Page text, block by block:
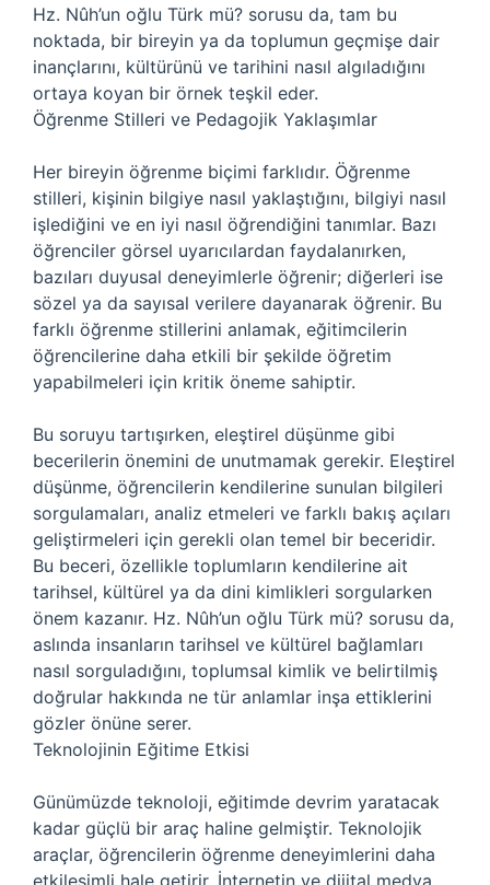
Hz. Nûh’un oğlu Türk mü? sorusu da, tam bu
noktada, bir bireyin ya da toplumun geçmişe dair
inançlarını, kültürünü ve tarihini nasıl algıladığını
ortaya koyan bir örnek teşkil eder.
Öğrenme Stilleri ve Pedagojik Yaklaşımlar
Her bireyin öğrenme biçimi farklıdır. Öğrenme
stilleri, kişinin bilgiye nasıl yaklaştığını, bilgiyi nasıl
işlediğini ve en iyi nasıl öğrendiğini tanımlar. Bazı
öğrenciler görsel uyarıcılardan faydalanırken,
bazıları duyusal deneyimlerle öğrenir; diğerleri ise
sözel ya da sayısal verilere dayanarak öğrenir. Bu
farklı öğrenme stillerini anlamak, eğitimcilerin
öğrencilerine daha etkili bir şekilde öğretim
yapabilmeleri için kritik öneme sahiptir.
Bu soruyu tartışırken, eleştirel düşünme gibi
becerilerin önemini de unutmamak gerekir. Eleştirel
düşünme, öğrencilerin kendilerine sunulan bilgileri
sorgulamaları, analiz etmeleri ve farklı bakış açıları
geliştirmeleri için gerekli olan temel bir beceridir.
Bu beceri, özellikle toplumların kendilerine ait
tarihsel, kültürel ya da dini kimlikleri sorgularken
önem kazanır. Hz. Nûh’un oğlu Türk mü? sorusu da,
aslında insanların tarihsel ve kültürel bağlamları
nasıl sorguladığını, toplumsal kimlik ve belirtilmiş
doğrular hakkında ne tür anlamlar inşa ettiklerini
gözler önüne serer.
Teknolojinin Eğitime Etkisi
Günümüzde teknoloji, eğitimde devrim yaratacak
kadar güçlü bir araç haline gelmiştir. Teknolojik
araçlar, öğrencilerin öğrenme deneyimlerini daha
etkileşimli hale getirir. İnternetin ve dijital medya